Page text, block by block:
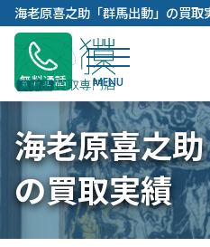
海老原喜之助「群馬出動」の買取
無料通話
海老原喜之助
の買取実績